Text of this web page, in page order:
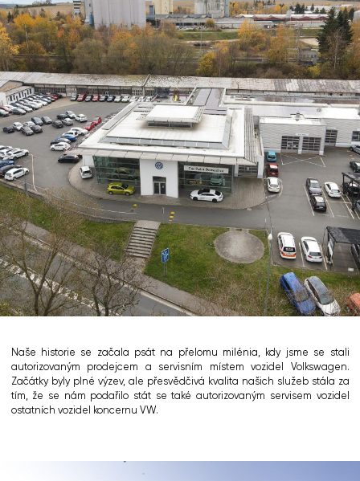
Naše historie se začala psát na přelomu milénia, kdy jsme se stali
autorizovaným prodejcem a servisním místem vozidel Volkswagen.
Začátky byly plné výzev, ale přesvědčivá kvalita našich služeb stála za
tím, že se nám podařilo stát se také autorizovaným servisem vozidel
ostatních vozidel koncernu VW.